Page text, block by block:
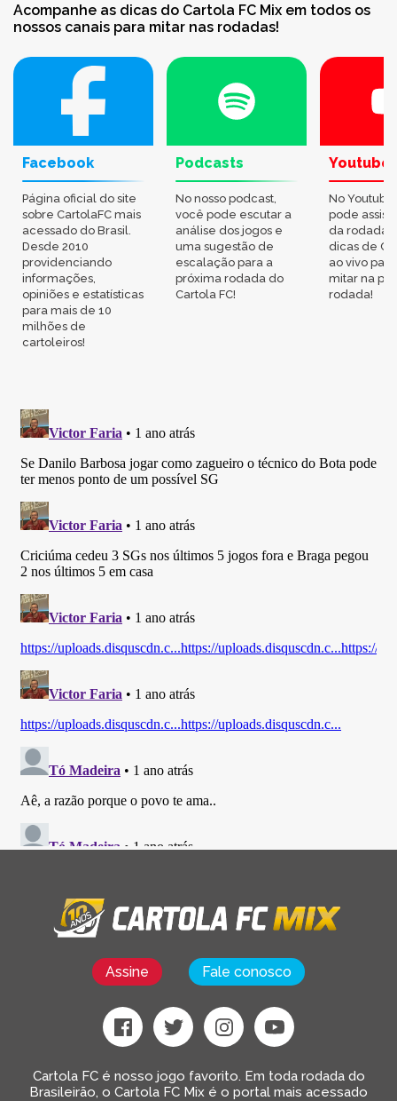
Acompanhe as dicas do Cartola FC Mix em todos os
nossos canais para mitar nas rodadas!
Facebook
Página oficial do site
sobre CartolaFC mais
acessado do Brasil.
Desde 2010
providenciando
informações,
opiniões e estatísticas
para mais de 10
milhões de
cartoleiros!
Podcasts
No nosso podcast,
você pode escutar a
análise dos jogos e
uma sugestão de
escalação para a
próxima rodada do
Cartola FC!
Youtube
No
pode
da rodada,
dicas de
ao vivo
mitar na
rodada!
Assine Fale conosco
Cartola FC é nosso jogo favorito. Em toda rodada do
Brasileirão, o Cartola FC Mix é o portal mais acessado